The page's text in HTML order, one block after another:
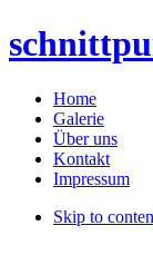
Home
Galerie
Über uns
Kontakt
Impressum
Skip to